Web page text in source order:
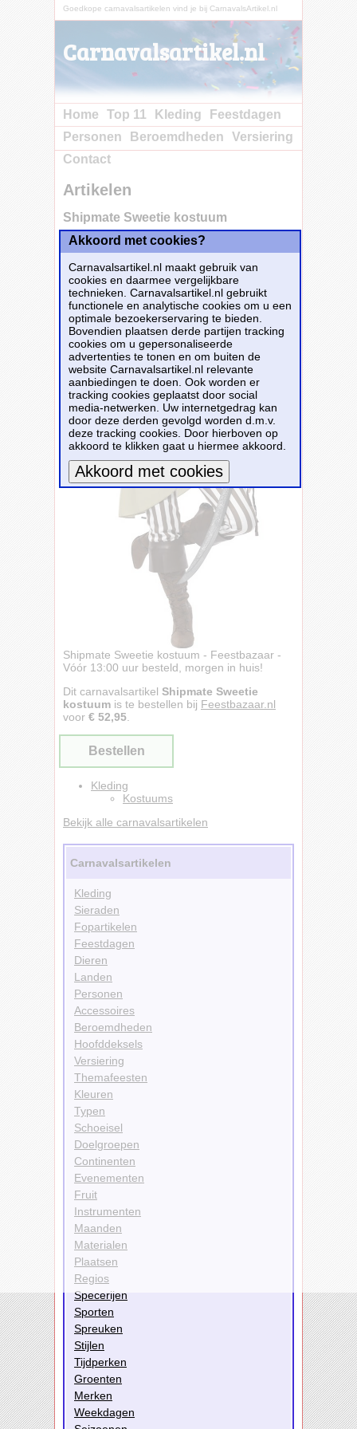
Goedkope carnavalsartikelen vind je bij CarnavalsArtikel.nl
Carnavalsartikel.nl
Home Top 11 Kleding
Feestdagen
Personen
Beroemdheden
Versiering
Contact
Artikelen
Shipmate Sweetie kostuum
Shipmate Sweetie kostuum - Feestbazaar -
Vóór 13:00 uur besteld, morgen in huis!
Dit carnavalsartikel Shipmate Sweetie
kostuum is te bestellen bij Feestbazaar.nl
voor € 52,95
Bestellen
Kleding
Kostuums
Bekijk alle carnavalsartikelen
Carnavalsartikelen
Kleding
Sieraden
Fopartikelen
Feestdagen
Dieren
Landen
Personen
Accessoires
Beroemdheden
Hoofddeksels
Versiering
Themafeesten
Kleuren
Typen
Schoeisel
Doelgroepen
Continenten
Evenementen
Fruit
Instrumenten
Maanden
Materialen
Plaatsen
Regios
Specerijen
Sporten
Spreuken
Stijlen
Tijdperken
Groenten
Merken
Weekdagen
Akkoord met cookies?
Carnavalsartikel.nl maakt gebruik van
cookies en daarmee vergelijkbare
technieken. Carnavalsartikel.nl gebruikt
functionele en analytische cookies om u een
optimale bezoekerservaring te bieden.
Bovendien plaatsen derde partijen tracking
cookies om u gepersonaliseerde
advertenties te tonen en om buiten de
website Carnavalsartikel.nl relevante
aanbiedingen te doen. Ook worden er
tracking cookies geplaatst door social
media-netwerken. Uw internetgedrag kan
door deze derden gevolgd worden d.m.v.
deze tracking cookies. Door hierboven op
akkoord te klikken gaat u hiermee akkoord.